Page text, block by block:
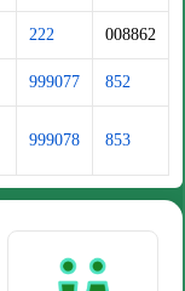
222 008862
999077 852
999078 853